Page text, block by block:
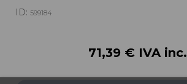
ID: 599184
71,39 € IVA inc.